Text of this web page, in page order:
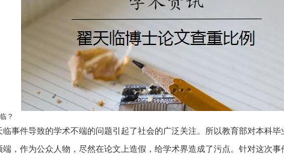
？
事件导致的学术不端的问题引起了社会的广泛关注。所以教育部对本科
，作为公众人物，尽然在论文上造假，给学术界造成了污点。针对这次